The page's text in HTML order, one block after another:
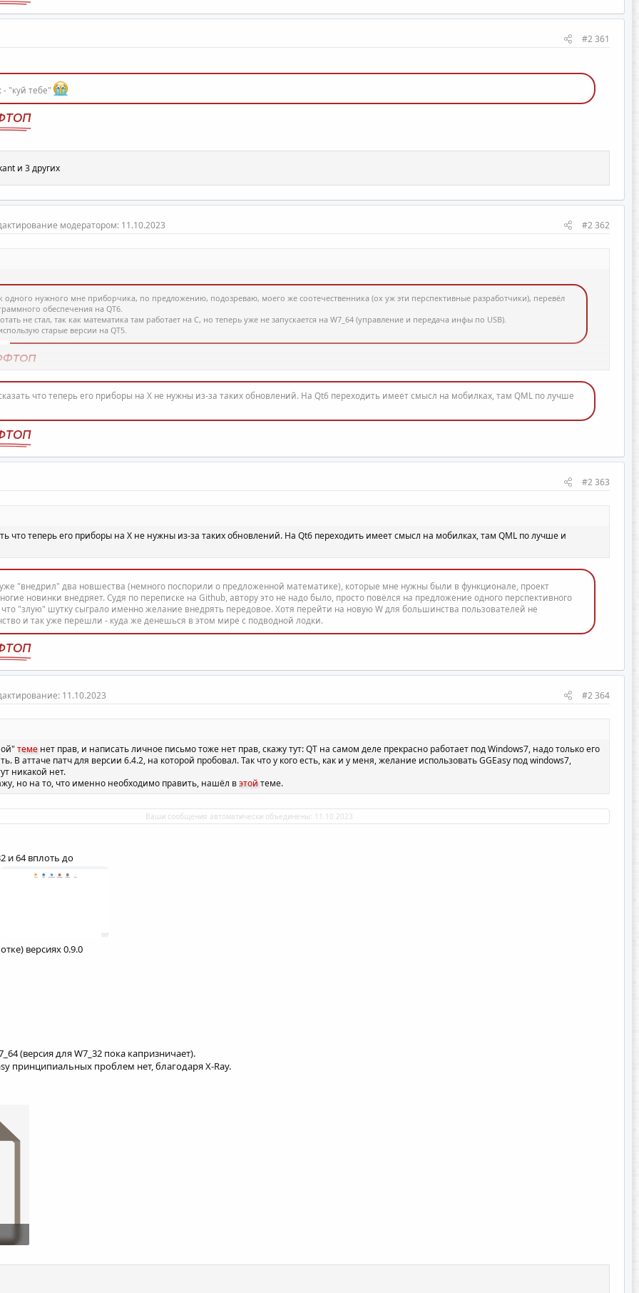
#2 361
- "куй тебе"
и 3 других
модератором: 11.10.2023 #2 362
одного нужного мне приборчика, по предложению, подозреваю, моего же соотечественника (ох уж эти перспективные разработчики), перевёл
обеспечения на QT6.
не стал, так как математика там работает на С, но теперь уже не запускается на W7_64 (управление и передача инфы по USB).
старые версии на QT5.
что теперь его приборы на Х не нужны из-за таких обновлений. На Qt6 переходить имеет смысл на мобилках, там QML по лучше
#2 363
что теперь его приборы на Х не нужны из-за таких обновлений. На Qt6 переходить имеет смысл на мобилках, там QML по лучше и
"внедрил" два новшества (немного поспорили о предложенной математике), которые мне нужны были в функционале, проект
новинки внедряет. Судя по переписке на Github, автору это не надо было, просто повёлся на предложение одного перспективного
"злую" шутку сыграло именно желание внедрять передовое. Хотя перейти на новую W для большинства пользователей не
и так уже перешли - куда же денешься в этом мире с подводной лодки.
11.10.2023 #2 364
теменет прав, и написать личное письмо тоже нет прав, скажу тут: QT на самом деле прекрасно работает под Windows7, надо только его
В аттаче патч для версии 6.4.2, на которой пробовал. Так что у кого есть, как и у меня, желание использовать GGEasy под windows7,
никакой нет.
но на то, что именно необходимо править, нашёл вэтойтеме.
Ваши сообщения автоматически объединены: 11.10.2023
и 64 вплоть до
версиях 0.9.0
(версия для W7_32 пока капризничает).
принципиальных проблем нет, благодаря X-Ray.